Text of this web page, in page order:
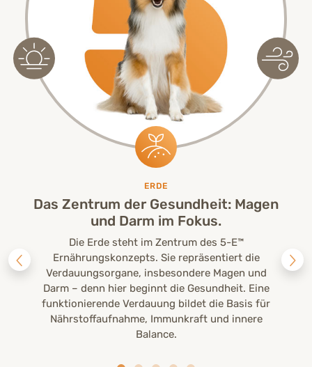
ERDE
Das Zentrum der Gesundheit: Magen
und Darm im Fokus.
Die Erde steht im Zentrum des 5-E™
Ernährungskonzepts. Sie repräsentiert die
Verdauungsorgane, insbesondere Magen und
Darm – denn hier beginnt die Gesundheit. Eine
funktionierende Verdauung bildet die Basis für
Nährstoffaufnahme, Immunkraft und innere
Balance.